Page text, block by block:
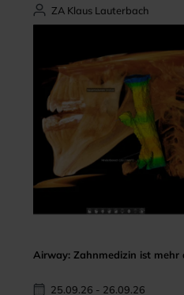
ZA Klaus Lauterbach
Airway: Zahnmedizin ist mehr
25.09.26 - 26.09.26